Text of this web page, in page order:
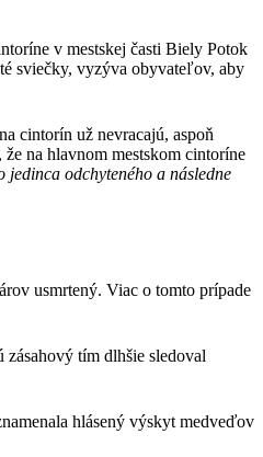
v mestskej časti Biely Potok
sviečky, vyzýva obyvateľov, aby
cintorín už nevracajú, aspoň
na hlavnom mestskom cintoríne
jedinca odchyteného a následne
usmrtený. Viac o tomto prípade
tím dlhšie sledoval
hlásený výskyt medveďov